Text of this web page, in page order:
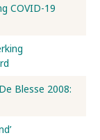
COVID-19
Blesse 2008: